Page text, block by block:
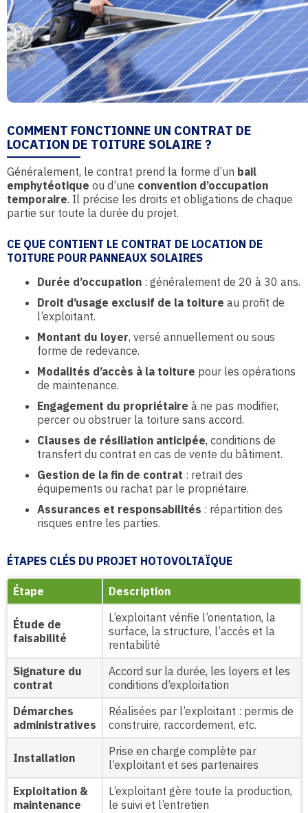
COMMENT FONCTIONNE UN CONTRAT DE
LOCATION DE TOITURE SOLAIRE ?
Généralement, le contrat prend la forme d’un bail
emphytéotique ou d’une convention d’occupation
temporaire. Il précise les droits et obligations de chaque
partie sur toute la durée du projet.
CE QUE CONTIENT LE CONTRAT DE LOCATION DE
TOITURE POUR PANNEAUX SOLAIRES
Durée d’occupation : généralement de 20 à 30 ans.
Droit d’usage exclusif de la toiture au profit de
l’exploitant.
Montant du loyer, versé annuellement ou sous
forme de redevance.
Modalités d’accès à la toiture pour les opérations
de maintenance.
Engagement du propriétaire à ne pas modifier,
percer ou obstruer la toiture sans accord.
Clauses de résiliation anticipée, conditions de
transfert du contrat en cas de vente du bâtiment.
Gestion de la fin de contrat : retrait des
équipements ou rachat par le propriétaire.
Assurances et responsabilités : répartition des
risques entre les parties.
ÉTAPES CLÉS DU PROJET HOTOVOLTAÏQUE
Étape Description
Étude de
faisabilité
L’exploitant vérifie l’orientation, la
surface, la structure, l’accès et la
rentabilité
Signature du
contrat
Accord sur la durée, les loyers et les
conditions d’exploitation
Démarches
administratives
Réalisées par l’exploitant : permis de
construire, raccordement, etc.
Installation
Prise en charge complète par
l’exploitant et ses partenaires
Exploitation &
maintenance
L’exploitant gère toute la production,
le suivi et l’entretien